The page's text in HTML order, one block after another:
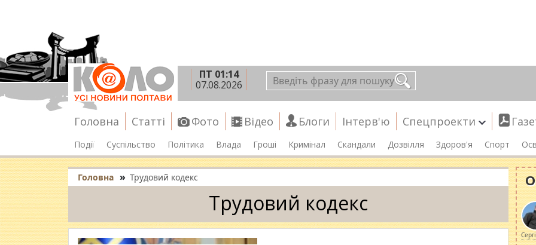
ПТ 01:14
07.08.2026
Головна Статті Фото Відео Блоги Інтерв'ю Спецпроекти
Події Суспільство Політика Влада Гроші Кримінал Скандали Дозвілля Здоров'я Спорт
Головна » Трудовий кодекс
Трудовий кодекс